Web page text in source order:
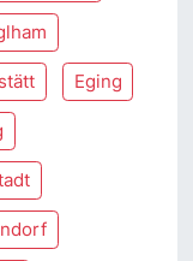
Eging